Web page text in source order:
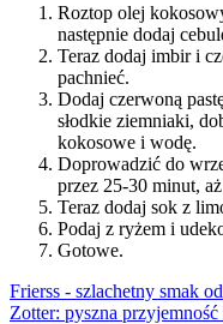
Roztop olej
następnie dodaj
Teraz dodaj imbir i
pachnieć.
Dodaj czerwoną
słodkie ziemniaki,
kokosowe i wodę.
Doprowadzić do
przez 25-30 minut,
Teraz dodaj sok z
Podaj z ryżem i
Gotowe.
Frierss - szlachetny smak
Zotter: pyszna